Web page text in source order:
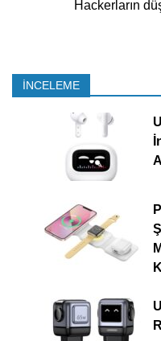
Hackerların
İNCELEME